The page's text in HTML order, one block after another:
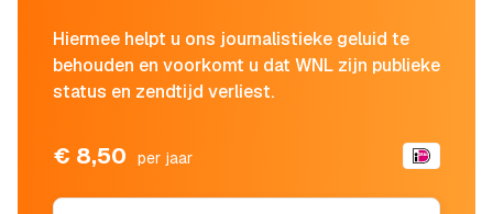
Hiermee helpt u ons journalistieke geluid te
behouden en voorkomt u dat WNL zijn publieke
status en zendtijd verliest.
€ 8,50 per jaar